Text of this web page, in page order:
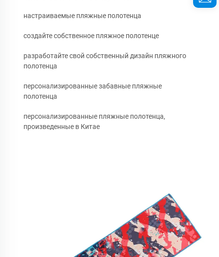
настраиваемые пляжные полотенца
создайте собственное пляжное полотенце
разработайте свой собственный дизайн пляжного
полотенца
персонализированные забавные пляжные
полотенца
персонализированные пляжные полотенца,
произведенные в Китае